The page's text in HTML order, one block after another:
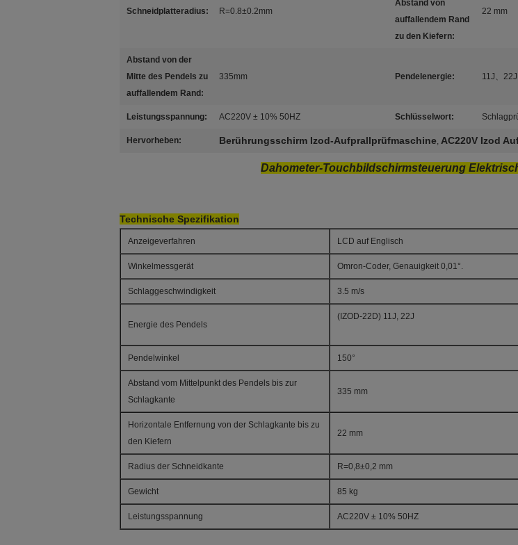
Schneidplatteradius: R=0.8±0.2mm
Abstand von
auffallendem Rand
zu den Kiefern:
22 mm
Abstand von der
Mitte des Pendels zu
auffallendem Rand:
335mm Pendelenergie: 11J、22J
Leistungsspannung: AC220V ± 10% 50HZ Schlüsselwort:
Hervorheben: Berührungsschirm Izod-Aufprallprüfmaschine, AC220V Izod
Dahometer-Touchbildschirmsteuerung
Technische Spezifikation
Anzeigeverfahren LCD auf Englisch
Winkelmessgerät Omron-Coder, Genauigkeit 0,01°.
Schlaggeschwindigkeit 3.5 m/s
Energie des Pendels
(IZOD-22D) 11J, 22J
Pendelwinkel 150°
Abstand vom Mittelpunkt des Pendels bis zur
Schlagkante
335 mm
Horizontale Entfernung von der Schlagkante bis zu
den Kiefern
22 mm
Radius der Schneidkante R=0,8±0,2 mm
Gewicht 85 kg
Leistungsspannung AC220V ± 10% 50HZ